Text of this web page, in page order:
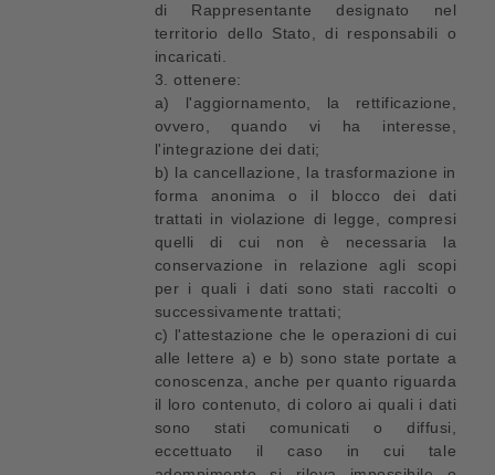
di Rappresentante designato nel
territorio dello Stato, di responsabili o
incaricati.
3. ottenere:
a) l'aggiornamento, la rettificazione,
ovvero, quando vi ha interesse,
l'integrazione dei dati;
b) la cancellazione, la trasformazione in
forma anonima o il blocco dei dati
trattati in violazione di legge, compresi
quelli di cui non è necessaria la
conservazione in relazione agli scopi
per i quali i dati sono stati raccolti o
successivamente trattati;
c) l'attestazione che le operazioni di cui
alle lettere a) e b) sono state portate a
conoscenza, anche per quanto riguarda
il loro contenuto, di coloro ai quali i dati
sono stati comunicati o diffusi,
eccettuato il caso in cui tale